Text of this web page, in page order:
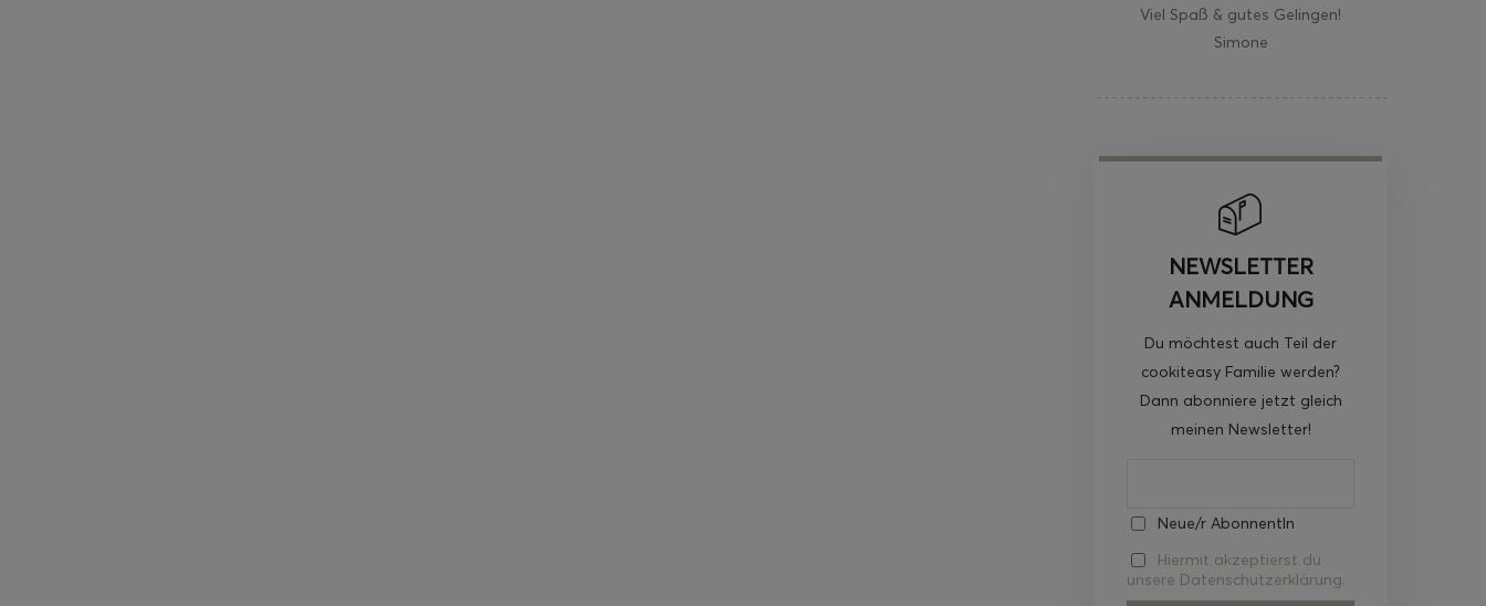
Viel Spaß & gutes Gelingen!
Simone
NEWSLETTER
ANMELDUNG
Du möchtest auch Teil der
cookiteasy Familie werden?
Dann abonniere jetzt gleich
meinen Newsletter!
Neue/r AbonnentIn
Hiermit akzeptierst du
unsere Datenschutzerklärung.